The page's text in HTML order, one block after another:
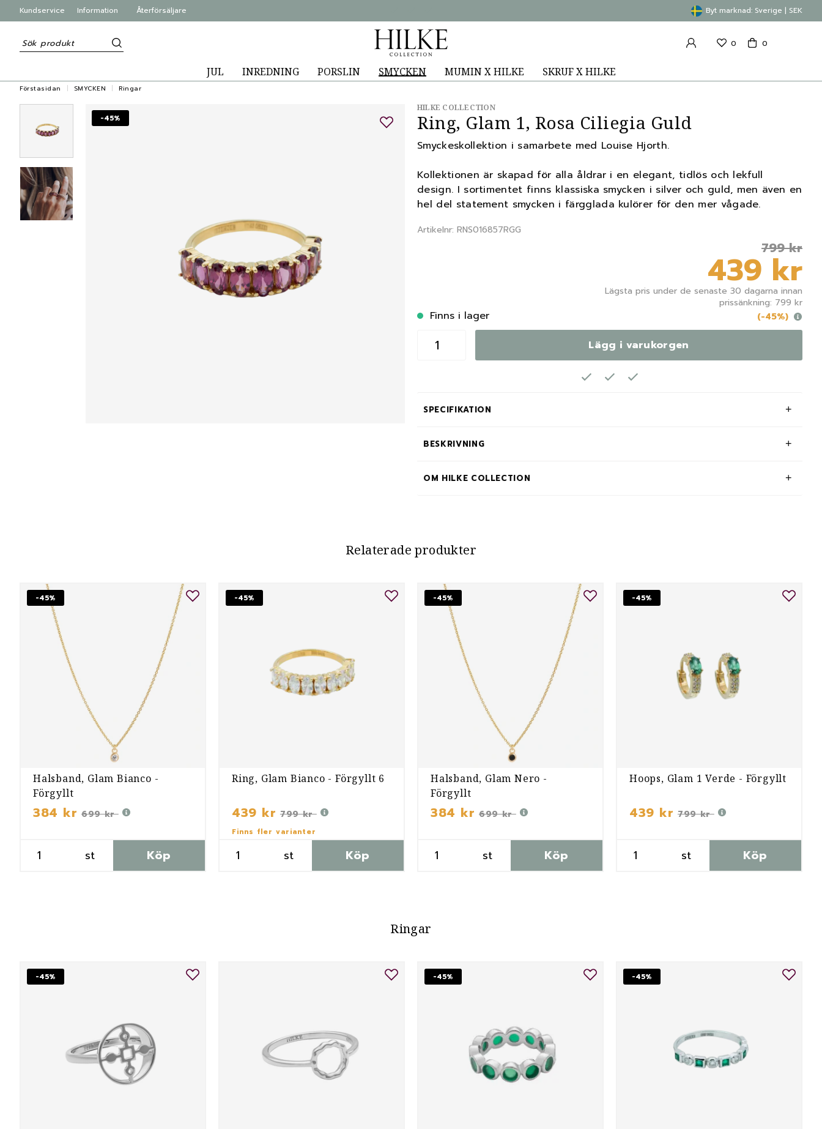
Byt marknad: Sverige | SEK
Kundservice Information Återförsäljare
0
0
JUL INREDNING PORSLIN SMYCKEN MUMIN X HILKE SKRUF X HILKE
Förstasidan SMYCKEN Ringar
-45%
HILKE COLLECTION
Ring, Glam 1, Rosa Ciliegia Guld
Smyckeskollektion i samarbete med Louise Hjorth.
Kollektionen är skapad för alla åldrar i en elegant, tidlös och lekfull
design. I sortimentet finns klassiska smycken i silver och guld, men även en
hel del statement smycken i färgglada kulörer för den mer vågade.
Artikelnr: RNS016857RGG
Finns i lager
799 kr
439 kr
Lägsta pris under de senaste 30 dagarna innan
prissänkning: 799 kr
(-45%)
Lägg i varukorgen
SPECIFIKATION
BESKRIVNING
OM HILKE COLLECTION
Relaterade produkter
-45%
Halsband, Glam Bianco -
Förgyllt
384 kr 699 kr
st Köp
-45%
Ring, Glam Bianco - Förgyllt 6
439 kr 799 kr
Finns fler varianter
st Köp
-45%
Halsband, Glam Nero -
Förgyllt
384 kr 699 kr
st Köp
-45%
Hoops, Glam 1 Verde - Förgyllt
439 kr 799 kr
st Köp
Ringar
-45% -45% -45%